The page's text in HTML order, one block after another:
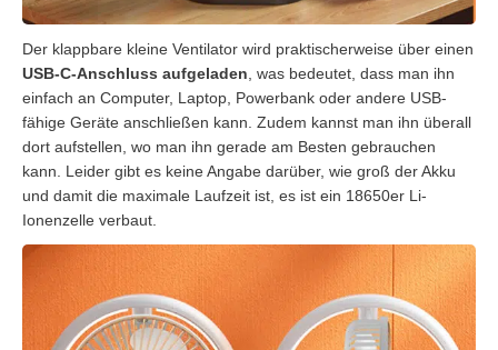
Der klappbare kleine Ventilator wird praktischerweise über einen
USB-C-Anschluss aufgeladen , was bedeutet, dass man ihn
einfach an Computer, Laptop, Powerbank oder andere USB-
fähige Geräte anschließen kann. Zudem kannst man ihn überall
dort aufstellen, wo man ihn gerade am Besten gebrauchen
kann. Leider gibt es keine Angabe darüber, wie groß der Akku
und damit die maximale Laufzeit ist, es ist ein 18650er Li-
Ionenzelle verbaut.